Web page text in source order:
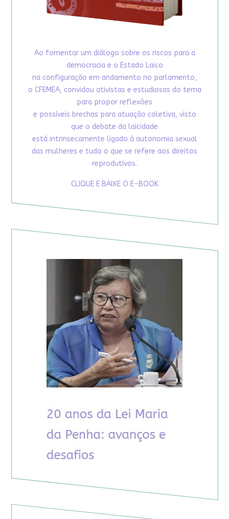
Ao fomentar um diálogo sobre os riscos para a
democracia e o Estado Laico
na configuração em andamento no parlamento,
o CFEMEA, convidou ativistas e estudiosas do tema
para propor reflexões
e possíveis brechas para atuação coletiva, visto
que o debate da laicidade
está intrinsecamente ligado à autonomia sexual
das mulheres e tudo o que se refere aos direitos
reprodutivos.
CLIQUE E BAIXE O E-BOOK